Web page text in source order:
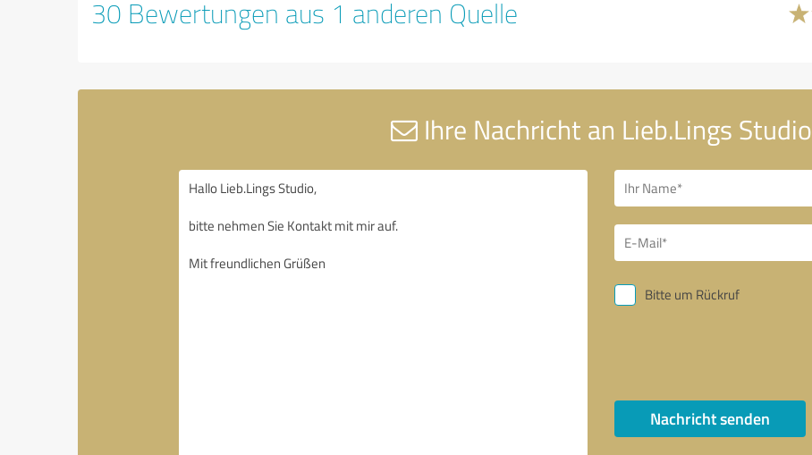
30 Bewertungen aus 1 anderen Quelle
Ihre Nachricht an Lieb.Lings Studio
Bitte um Rückruf
Nachricht senden